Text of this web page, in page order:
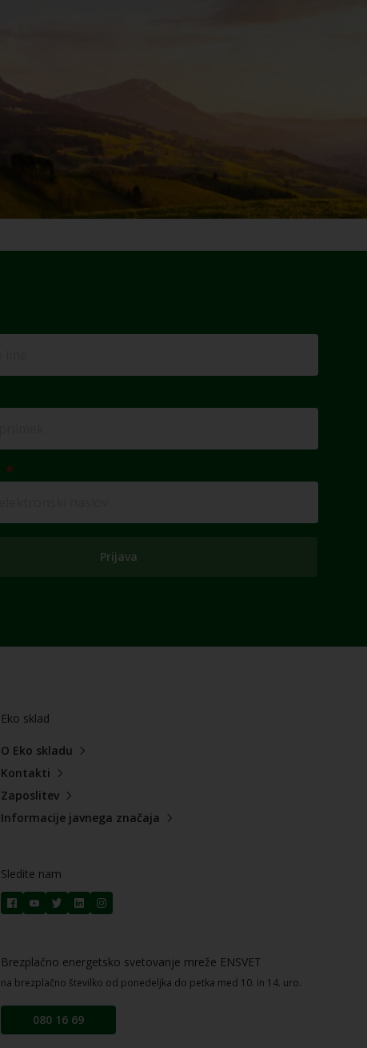
Prijava
Eko sklad
O Eko skladu
Kontakti
Zaposlitev
Informacije javnega značaja
Sledite nam
Brezplačno energetsko svetovanje mreže ENSVET
na brezplačno številko od ponedeljka do petka med 10. in 14. uro.
080 16 69